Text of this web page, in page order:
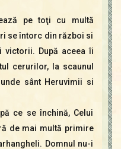
pe toţi cu multă
se întorc din război si
victorii. După aceea îi
cerurilor, la scaunul
sânt Heruvimii si
ce se închină, Celui
de mai multă primire
Domnul nu-i